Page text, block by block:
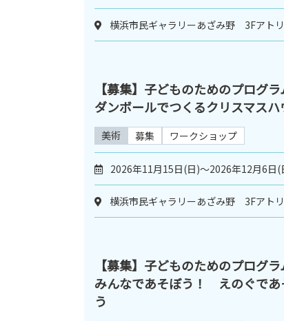
横浜市民ギャラリーあざみ野 3Fアト
【募集】子どものためのプログ
ダンボールでつくるクリスマスハ
美術 募集 ワークショップ
2026年11月15日(日)～2026年12月6日(
横浜市民ギャラリーあざみ野 3Fアト
【募集】子どものためのプログ
みんなであそぼう！ えのぐであ
う